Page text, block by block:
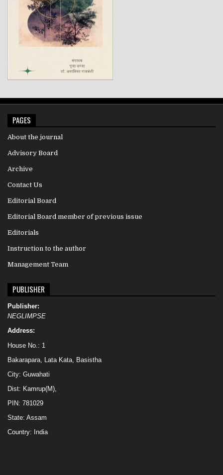
PAGES
About the journal
Advisory Board
Archive
Contact Us
Editorial Board
Editorial Board member of previous issue
Editorials
Instruction to the author
Management Team
PUBLISHER
Publisher:
NEGLIMPSE
Address:
House No.: 1
Bakarapara, Lata Kata, Basistha
City: Guwahati
Dist: Kamrup(M),
PIN: 781029
State: Assam
Country: India